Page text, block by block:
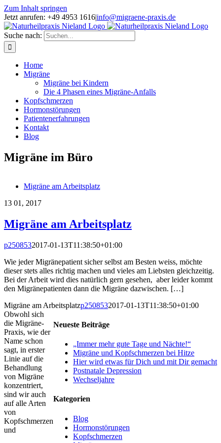
Zum Inhalt springen
Jetzt anrufen: +49 4953 1616|info@migraene-praxis.de
Suche nach:
Home
Migräne
Migräne bei Kindern
Die 4 Phasen eines Migräne-Anfalls
Kopfschmerzen
Hormonstörungen
Patientenerfahrungen
Kontakt
Blog
Migräne im Büro
Migräne am Arbeitsplatz
13 01, 2017
Migräne am Arbeitsplatz
p2508532017-01-13T11:38:50+01:00
Wie jeder Migränepatient sicher selbst am Besten weiss, möchte
dieser stets alles richtig machen und vieles am Liebsten gleichzeitig.
Bei der Arbeit wird dies natürlich gern gesehen, aber leider kommt
den Migränepatienten dann die Migräne dazwischen. […]
Migräne am Arbeitsplatzp2508532017-01-13T11:38:50+01:00
Neueste Beiträge
„Immer mehr gute Tage und Nächte!“
Migräne und Kopfschmerzen bei Hitze
Hier wird etwas für Dich und mit Dir gemacht
Postnatale Depression
Wechseljahre
Kategorien
Blog
Hormonstörungen
Kopfschmerzen
Obwohl sich
die Migräne-
Praxis, wie der
Name schon
sagt, in erster
Linie auf die
Behandlung
von Migräne
konzentriert,
sind wir auch
auf alle Arten
von
Kopfschmerzen
und